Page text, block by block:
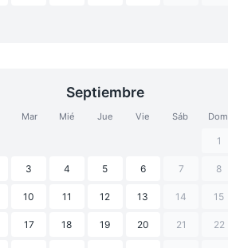
Septiembre
Mar Mié Jue Vie Sáb Dom
1
3 4 5 6 7 8
10 11 12 13 14 15
17 18 19 20 21 22